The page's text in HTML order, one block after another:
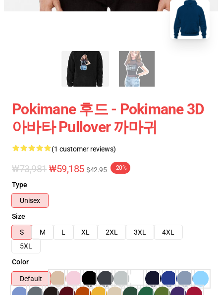
Pokimane 후드 - Pokimane 3D
아바타 Pullover 까마귀
(1 customer reviews)
₩73,981 ₩59,185 $42.95 -20%
Type
Unisex
Size
S
M L XL 2XL 3XL
4XL
5XL
Color
Default